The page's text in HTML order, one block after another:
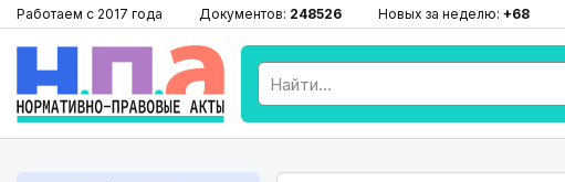
Работаем с 2017 года Документов: 248526 Новых за неделю: +68